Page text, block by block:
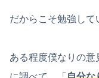
だからこそ勉強して
ある程度僕なりの意